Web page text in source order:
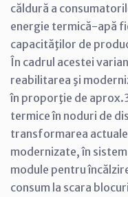
căldură a
energie termică-apă
capacităţilor de
În cadrul acestei
reabilitarea şi
în proporţie de
termice în noduri de
transformarea
modernizate, în
module pentru
consum la scara